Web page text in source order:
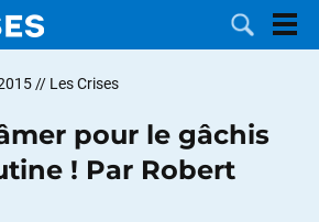
// Les Crises
pour le gâchis
! Par Robert